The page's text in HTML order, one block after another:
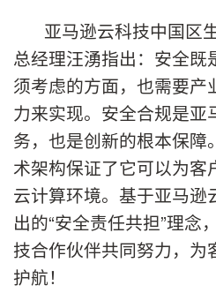
亚马逊云科技中国区
总经理汪湧指出：安全既
须考虑的方面，也需要产
力来实现。安全合规是亚
务，也是创新的根本保障
术架构保证了它可以为客
云计算环境。基于亚马逊
出的“安全责任共担”理念
技合作伙伴共同努力，为
护航！